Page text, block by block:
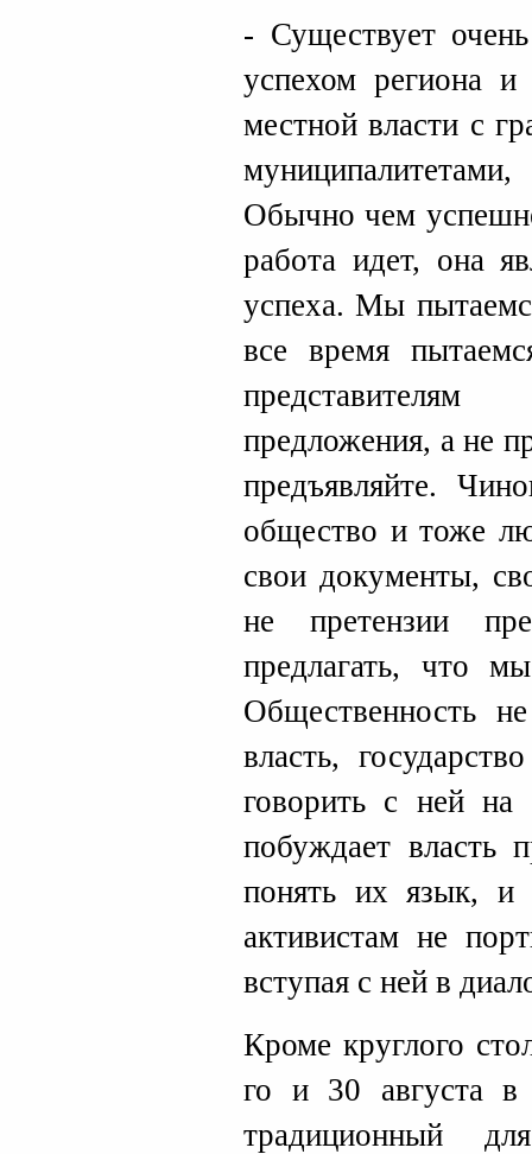
- Существует
успехом региона
местной власти с
Обычно чем
работа идет, она
успеха. Мы
все время
предложения, а не
предъявляйте.
общество и тоже
свои документы,
не претензии
предлагать, что
Общественность
власть,
говорить с ней
побуждает власть
понять их язык, и
активистам не
вступая с ней в
Кроме круглого
го и 30 августа в
традиционный